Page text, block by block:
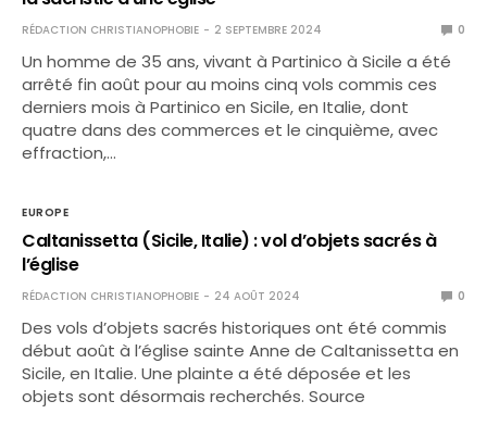
RÉDACTION CHRISTIANOPHOBIE 2 SEPTEMBRE 2024 0
Un homme de 35 ans, vivant à Partinico à Sicile a été
arrêté fin août pour au moins cinq vols commis ces
derniers mois à Partinico en Sicile, en Italie, dont
quatre dans des commerces et le cinquième, avec
effraction,…
EUROPE
Caltanissetta (Sicile, Italie) : vol d’objets sacrés à
l’église
RÉDACTION CHRISTIANOPHOBIE 24 AOÛT 2024 0
Des vols d’objets sacrés historiques ont été commis
début août à l’église sainte Anne de Caltanissetta en
Sicile, en Italie. Une plainte a été déposée et les
objets sont désormais recherchés. Source